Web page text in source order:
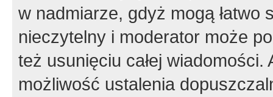
w nadmiarze, gdyż mogą
nieczytelny i moderator może
też usunięciu całej
możliwość ustalenia